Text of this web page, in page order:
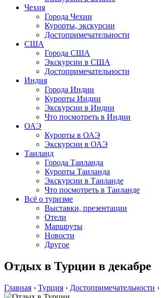
Чехия
Города Чехии
Курорты, экскурсии
Достопримечательности
США
Города США
Экскурсии в США
Достопримечательности
Индия
Города Индии
Курорты Индии
Экскурсии в Индии
Что посмотреть в Индии
ОАЭ
Курорты в ОАЭ
Экскурсии в ОАЭ
Таиланд
Города Таиланда
Курорты Таиланда
Экскурсии в Таиланде
Что посмотреть в Таиланде
Всё о туризме
Выставки, презентации
Отели
Маршруты
Новости
Другое
Отдых в Турции в декабре
Главная › Турция › Достопримечательности ›